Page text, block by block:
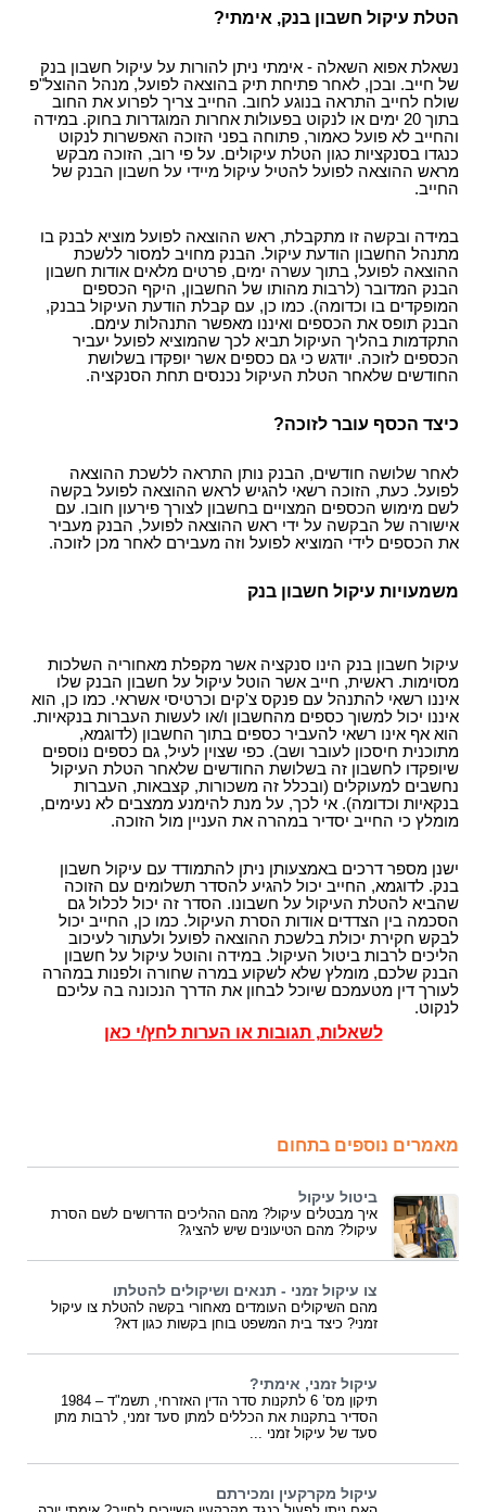
הטלת עיקול חשבון בנק, אימתי?
נשאלת אפוא השאלה - אימתי ניתן להורות על עיקול חשבון בנק
של חייב. ובכן, לאחר פתיחת תיק בהוצאה לפועל, מנהל ההוצל"פ
שולח לחייב התראה בנוגע לחוב. החייב צריך לפרוע את החוב
בתוך 20 ימים או לנקוט בפעולות אחרות המוגדרות בחוק. במידה
והחייב לא פועל כאמור, פתוחה בפני הזוכה האפשרות לנקוט
כנגדו בסנקציות כגון הטלת עיקולים. על פי רוב, הזוכה מבקש
מראש ההוצאה לפועל להטיל עיקול מיידי על חשבון הבנק של
החייב.
במידה ובקשה זו מתקבלת, ראש ההוצאה לפועל מוציא לבנק בו
מתנהל החשבון הודעת עיקול. הבנק מחויב למסור ללשכת
ההוצאה לפועל, בתוך עשרה ימים, פרטים מלאים אודות חשבון
הבנק המדובר (לרבות מהותו של החשבון, היקף הכספים
המופקדים בו וכדומה). כמו כן, עם קבלת הודעת העיקול בבנק,
הבנק תופס את הכספים ואיננו מאפשר התנהלות עימם.
התקדמות בהליך העיקול תביא לכך שהמוציא לפועל יעביר
הכספים לזוכה. יודגש כי גם כספים אשר יופקדו בשלושת
החודשים שלאחר הטלת העיקול נכנסים תחת הסנקציה.
כיצד הכסף עובר לזוכה?
לאחר שלושה חודשים, הבנק נותן התראה ללשכת ההוצאה
לפועל. כעת, הזוכה רשאי להגיש לראש ההוצאה לפועל בקשה
לשם מימוש הכספים המצויים בחשבון לצורך פירעון חובו. עם
אישורה של הבקשה על ידי ראש ההוצאה לפועל, הבנק מעביר
את הכספים לידי המוציא לפועל וזה מעבירם לאחר מכן לזוכה.
משמעויות עיקול חשבון בנק
עיקול חשבון בנק הינו סנקציה אשר מקפלת מאחוריה השלכות
מסוימות. ראשית, חייב אשר הוטל עיקול על חשבון הבנק שלו
איננו רשאי להתנהל עם פנקס צ'קים וכרטיסי אשראי. כמו כן, הוא
איננו יכול למשוך כספים מהחשבון ו/או לעשות העברות בנקאיות.
הוא אף אינו רשאי להעביר כספים בתוך החשבון (לדוגמא,
מתוכנית חיסכון לעובר ושב). כפי שצוין לעיל, גם כספים נוספים
שיופקדו לחשבון זה בשלושת החודשים שלאחר הטלת העיקול
נחשבים למעוקלים (ובכלל זה משכורות, קצבאות, העברות
בנקאיות וכדומה). אי לכך, על מנת להימנע ממצבים לא נעימים,
מומלץ כי החייב יסדיר במהרה את העניין מול הזוכה.
ישנן מספר דרכים באמצעותן ניתן להתמודד עם עיקול חשבון
בנק. לדוגמא, החייב יכול להגיע להסדר תשלומים עם הזוכה
שהביא להטלת העיקול על חשבונו. הסדר זה יכול לכלול גם
הסכמה בין הצדדים אודות הסרת העיקול. כמו כן, החייב יכול
לבקש חקירת יכולת בלשכת ההוצאה לפועל ולעתור לעיכוב
הליכים לרבות ביטול העיקול. במידה והוטל עיקול על חשבון
הבנק שלכם, מומלץ שלא לשקוע במרה שחורה ולפנות במהרה
לעורך דין מטעמכם שיוכל לבחון את הדרך הנכונה בה עליכם
לנקוט.
לשאלות, תגובות או הערות לחץ/י כאן
מאמרים נוספים בתחום
ביטול עיקול
איך מבטלים עיקול? מהם ההליכים הדרושים לשם הסרת
עיקול? מהם הטיעונים שיש להציג?
צו עיקול זמני - תנאים ושיקולים להטלתו
מהם השיקולים העומדים מאחורי בקשה להטלת צו עיקול
זמני? כיצד בית המשפט בוחן בקשות כגון דא?
עיקול זמני, אימתי?
תיקון מס’ 6 לתקנות סדר הדין האזרחי, תשמ"ד – 1984
הסדיר בתקנות את הכללים למתן סעד זמני, לרבות מתן
סעד של עיקול זמני ...
עיקול מקרקעין ומכירתם